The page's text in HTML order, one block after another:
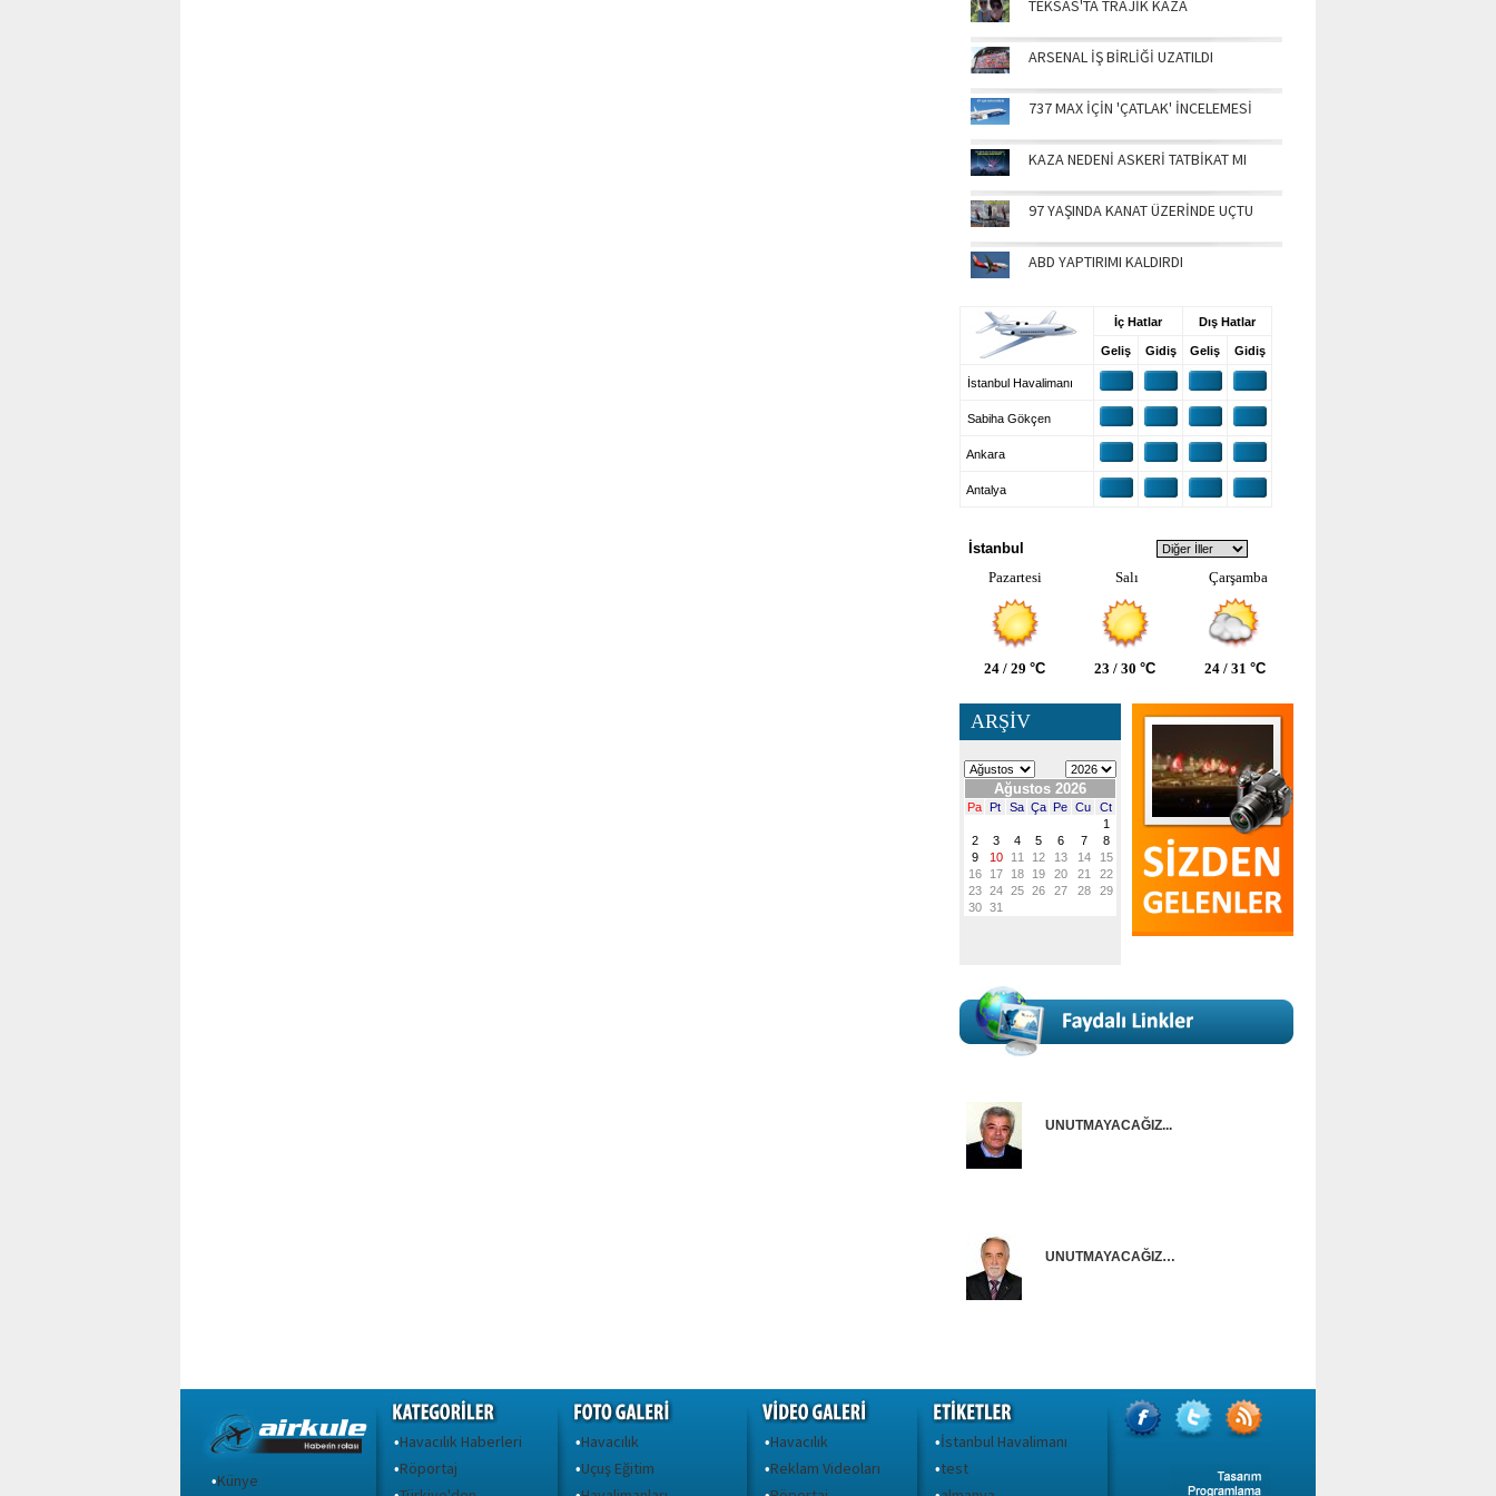
TEKSAS'TA TRAJİK KAZA
ARSENAL İŞ BİRLİĞİ UZATILDI
737 MAX İÇİN 'ÇATLAK' İNCELEMESİ
KAZA NEDENİ ASKERİ TATBİKAT MI
97 YAŞINDA KANAT ÜZERİNDE UÇTU
ABD YAPTIRIMI KALDIRDI
İç Hatlar Dış Hatlar
Geliş Gidiş Geliş Gidiş
İstanbul Havalimanı
Sabiha Gökçen
Ankara
Antalya
İstanbul
Pazartesi
Salı Çarşamba
24 / 29 °C 23 / 30 °C 24 / 31 °C
ARŞİV
UNUTMAYACAĞIZ...
UNUTMAYACAĞIZ…
•Künye
•Havacılık Haberleri
•Röportaj
•Havacılık
•Uçuş Eğitim
•Havacılık
•Reklam Videoları
•İstanbul Havalimanı
•test